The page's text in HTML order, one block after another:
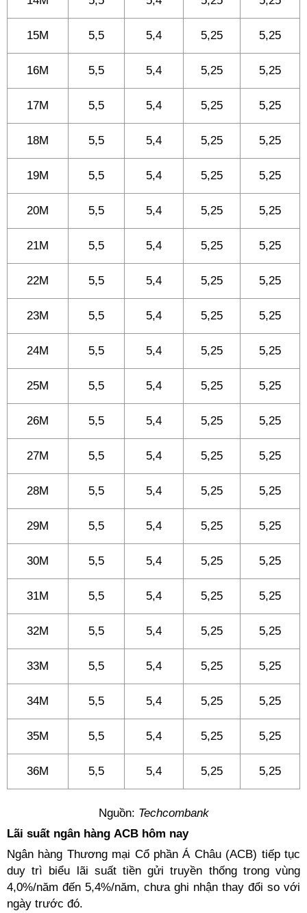
15M 5,5 5,4 5,25 5,25
16M 5,5 5,4 5,25 5,25
17M 5,5 5,4 5,25 5,25
18M 5,5 5,4 5,25 5,25
19M 5,5 5,4 5,25 5,25
20M 5,5 5,4 5,25 5,25
21M 5,5 5,4 5,25 5,25
22M 5,5 5,4 5,25 5,25
23M 5,5 5,4 5,25 5,25
24M 5,5 5,4 5,25 5,25
25M 5,5 5,4 5,25 5,25
26M 5,5 5,4 5,25 5,25
27M 5,5 5,4 5,25 5,25
28M 5,5 5,4 5,25 5,25
29M 5,5 5,4 5,25 5,25
30M 5,5 5,4 5,25 5,25
31M 5,5 5,4 5,25 5,25
32M 5,5 5,4 5,25 5,25
33M 5,5 5,4 5,25 5,25
34M 5,5 5,4 5,25 5,25
35M 5,5 5,4 5,25 5,25
36M 5,5 5,4 5,25 5,25
Nguồn: Techcombank
Lãi suất ngân hàng ACB hôm nay
Ngân hàng Thương mại Cổ phần Á Châu (ACB) tiếp tục
duy trì biểu lãi suất tiền gửi truyền thống trong vùng
4,0%/năm đến 5,4%/năm, chưa ghi nhận thay đổi so với
ngày trước đó.